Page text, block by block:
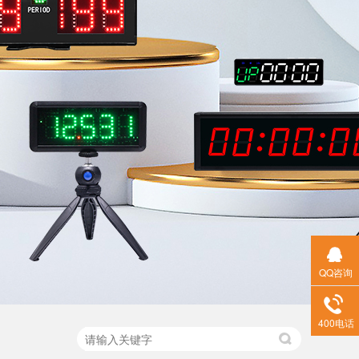
QQ咨询
400电话